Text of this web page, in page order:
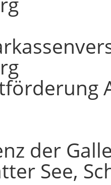
der
See,